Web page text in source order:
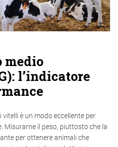
medio
l’indicatore
è un modo eccellente per
Misurarne il peso, piuttosto che la
per ottenere animali che